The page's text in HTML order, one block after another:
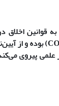
قوانین اخلاق
بوده و از